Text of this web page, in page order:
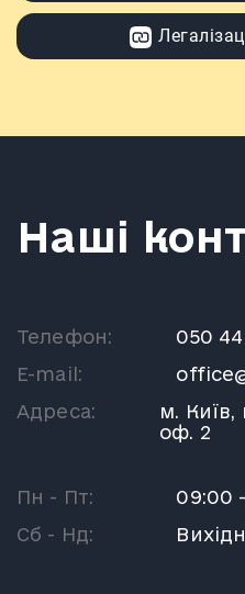
Наші
Телефон:
050 44
E-mail:
Адреса:
м. Київ,
оф. 2
Пн - Пт:
09:00
Сб - Нд: